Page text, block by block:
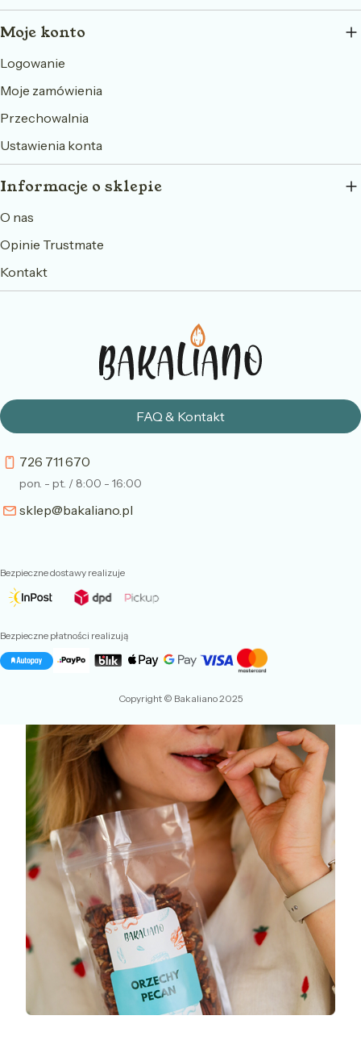
Moje konto
Logowanie
Moje zamówienia
Przechowalnia
Ustawienia konta
Informacje o sklepie
O nas
Opinie Trustmate
Kontakt
FAQ & Kontakt
726 711 670
pon. - pt. / 8:00 - 16:00
sklep@bakaliano.pl
Bezpieczne dostawy realizuje
Bezpieczne płatności realizują
Copyright © Bakaliano 2025